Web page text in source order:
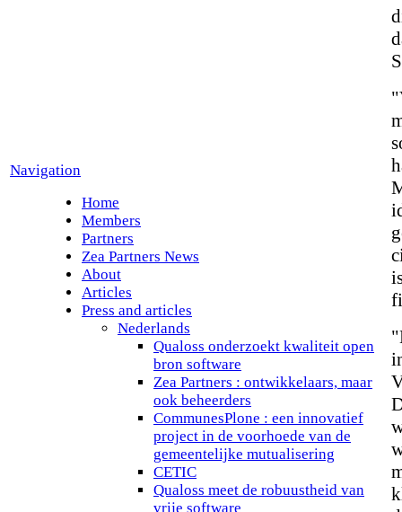
Navigation
Home
Members
Partners
Zea Partners News
About
Articles
Press and articles
Nederlands
Qualoss onderzoekt kwaliteit open
bron software
Zea Partners : ontwikkelaars, maar
ook beheerders
CommunesPlone : een innovatief
project in de voorhoede van de
gemeentelijke mutualisering
CETIC
Qualoss meet de robuustheid van
vrije software